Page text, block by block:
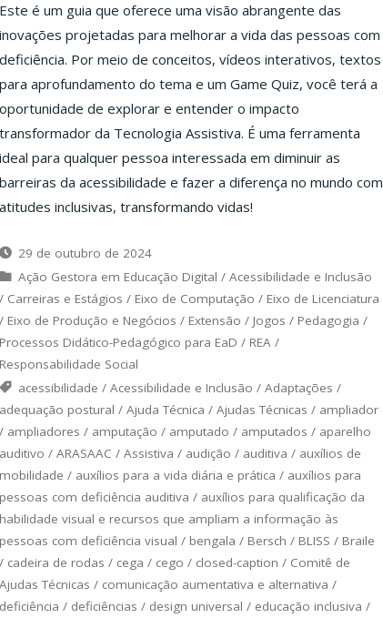
Este é um guia que oferece uma visão abrangente das
inovações projetadas para melhorar a vida das pessoas com
deficiência. Por meio de conceitos, vídeos interativos, textos
para aprofundamento do tema e um Game Quiz, você terá a
oportunidade de explorar e entender o impacto
transformador da Tecnologia Assistiva. É uma ferramenta
ideal para qualquer pessoa interessada em diminuir as
barreiras da acessibilidade e fazer a diferença no mundo com
atitudes inclusivas, transformando vidas!
29 de outubro de 2024
Ação Gestora em Educação Digital /Acessibilidade e Inclusão
/ Carreiras e Estágios / Eixo de Computação / Eixo de Licenciatura
/ Eixo de Produção e Negócios / Extensão / Jogos / Pedagogia /
Processos Didático-Pedagógico para EaD / REA/
Responsabilidade Social
acessibilidade /Acessibilidade e Inclusão /Adaptações /
adequação postural / Ajuda Técnica / Ajudas Técnicas / ampliador
/ ampliadores / amputação / amputado / amputados / aparelho
auditivo / ARASAAC / Assistiva / audição / auditiva / auxílios de
mobilidade / auxílios para a vida diária e prática / auxílios para
pessoas com deficiência auditiva / auxílios para qualificação da
habilidade visual e recursos que ampliam a informação às
pessoas com deficiência visual / bengala / Bersch / BLISS / Braile
/ cadeira de rodas / cega / cego / closed-caption / Comitê de
Ajudas Técnicas / comunicação aumentativa e alternativa /
deficiência / deficiências / design universal / educação inclusiva /